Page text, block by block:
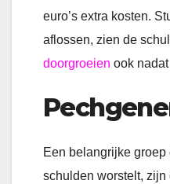
euro’s extra kosten.
aflossen, zien de
doorgroeien ook
Een belangrijke
schulden worstelt, zijn